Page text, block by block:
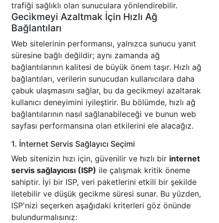
trafiği sağlıklı olan sunuculara yönlendirebilir.
Gecikmeyi Azaltmak İçin Hızlı Ağ
Bağlantıları
Web sitelerinin performansı, yalnızca sunucu yanıt
süresine bağlı değildir; aynı zamanda ağ
bağlantılarının kalitesi de büyük önem taşır. Hızlı ağ
bağlantıları, verilerin sunucudan kullanıcılara daha
çabuk ulaşmasını sağlar, bu da gecikmeyi azaltarak
kullanıcı deneyimini iyileştirir. Bu bölümde, hızlı ağ
bağlantılarının nasıl sağlanabileceği ve bunun web
sayfası performansına olan etkilerini ele alacağız.
1. İnternet Servis Sağlayıcı Seçimi
Web sitenizin hızı için, güvenilir ve hızlı bir internet
servis sağlayıcısı (ISP) ile çalışmak kritik öneme
sahiptir. İyi bir ISP, veri paketlerini etkili bir şekilde
iletebilir ve düşük gecikme süresi sunar. Bu yüzden,
ISP'nizi seçerken aşağıdaki kriterleri göz önünde
bulundurmalısınız: